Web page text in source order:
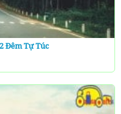
Đêm Tự Túc